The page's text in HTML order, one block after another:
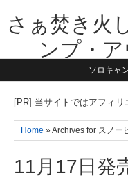
さぁ焚き火
ンプ・ア
【テーマは子供と一緒に本
す。同じ世代のお父さんに
ソロキャ
[PR] 当サイトではアフィ
Home » Archives for スノー
11月17日発